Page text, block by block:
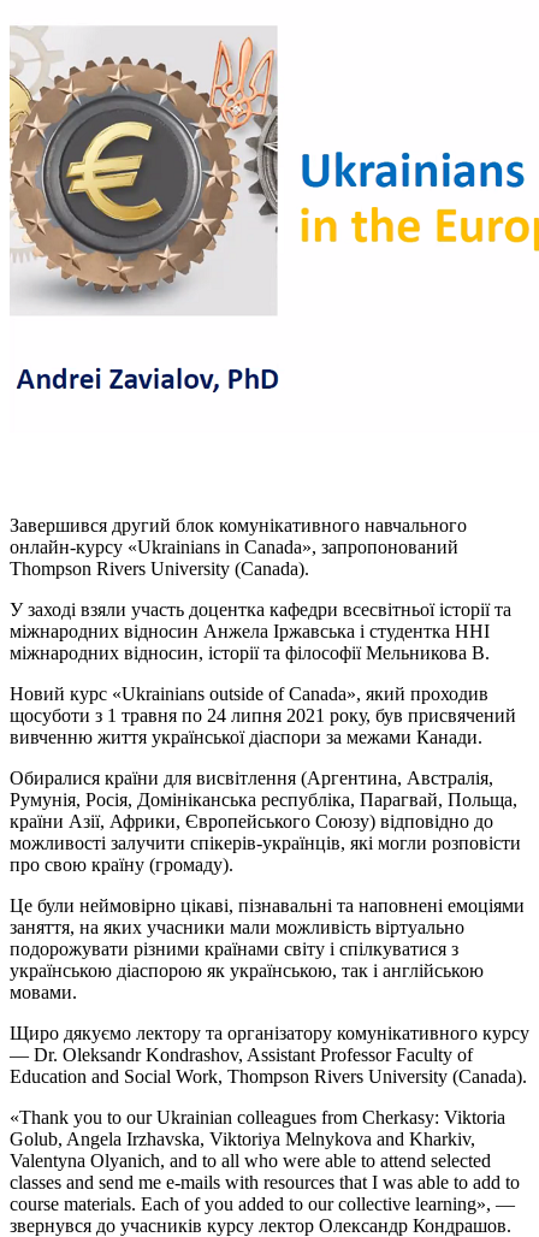
Завершився другий блок комунікативного навчального
онлайн-курсу «Ukrainians in Canada», запропонований
Thompson Rivers University (Canada).
У заході взяли участь доцентка кафедри всесвітньої історії та
міжнародних відносин Анжела Іржавська і студентка ННІ
міжнародних відносин, історії та філософії Мельникова В.
Новий курс «Ukrainians outside of Canada», який проходив
щосуботи з 1 травня по 24 липня 2021 року, був присвячений
вивченню життя української діаспори за межами Канади.
Обиралися країни для висвітлення (Аргентина, Австралія,
Румунія, Росія, Домініканська республіка, Парагвай, Польща,
країни Азії, Африки, Європейського Союзу) відповідно до
можливості залучити спікерів-українців, які могли розповісти
про свою країну (громаду).
Це були неймовірно цікаві, пізнавальні та наповнені емоціями
заняття, на яких учасники мали можливість віртуально
подорожувати різними країнами світу і спілкуватися з
українською діаспорою як українською, так і англійською
мовами.
Щиро дякуємо лектору та організатору комунікативного курсу
— Dr. Oleksandr Kondrashov, Assistant Professor Faculty of
Education and Social Work, Thompson Rivers University (Canada).
«Thank you to our Ukrainian colleagues from Cherkasy: Viktoria
Golub, Angela Irzhavska, Viktoriya Melnykova and Kharkiv,
Valentyna Olyanich, and to all who were able to attend selected
classes and send me e-mails with resources that I was able to add to
course materials. Each of you added to our collective learning», —
звернувся до учасників курсу лектор Олександр Кондрашов.